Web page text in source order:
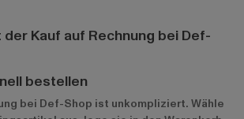
Kauf auf Rechnung bei Def-
bestellen
bei Def-Shop ist unkompliziert. Wähle